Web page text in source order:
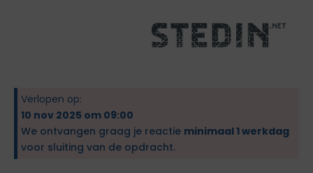
Verlopen op:
10 nov 2025 om 09:00
We ontvangen graag je reactie minimaal 1 werkdag
voor sluiting van de opdracht.